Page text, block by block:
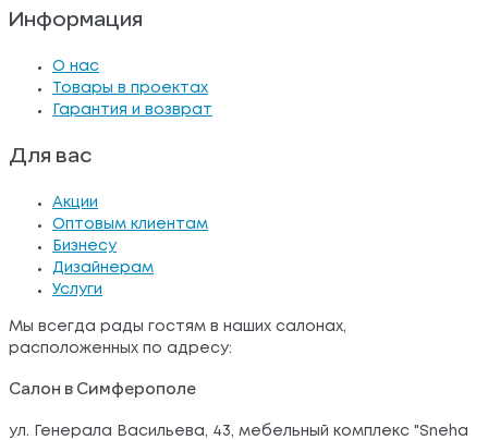
Информация
О нас
Товары в проектах
Гарантия и возврат
Для вас
Акции
Оптовым клиентам
Бизнесу
Дизайнерам
Услуги
Мы всегда рады гостям в наших салонах,
расположенных по адресу:
Салон в Симферополе
ул. Генерала Васильева, 43, мебельный комплекс "Sneha